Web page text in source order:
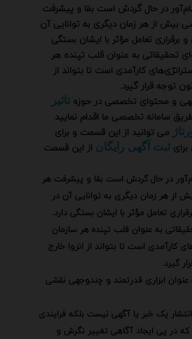
در حال گردش است بقا و پیشرفت
بیش از هر زمان دیگری به توانایی آن
تعامل مؤثر با ایشان بستگی
تحقیقاتی به عنوان قلب تپنده هر
کارآمدی است تا بتواند از
توجه قرار گیرد.
آگهی و محتوای تخصصی در حوزه تاثیر
سامانه تخصصی ما اقدام نمایید
می توانید از این قسمت و برای
ثبت آگهی رایگان از این قسمت
در حال گردش است بقا و پیشرفت هر
از هر زمان دیگری به توانایی آن در
تعامل مؤثر با ایشان بستگی دارد.
به عنوان قلب تپنده هر سازمان
کارآمدی است تا بتواند از انزوا خارج
گیرد.
عنوان ابزاری قدرتمند و چندوجهی نقشی
یک خبر یا آگهی نیست بلکه فرایندی
در پی ایجاد آگاهی تغییر نگرش و